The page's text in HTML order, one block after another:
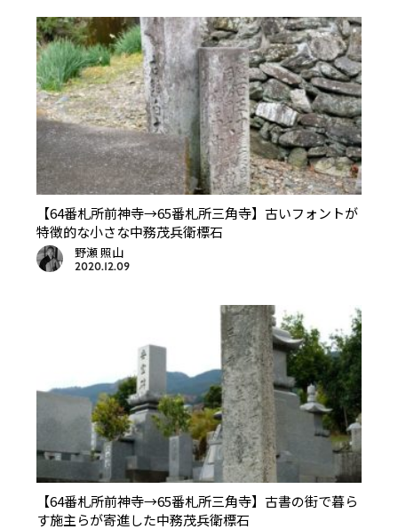
【64番札所前神寺→65番札所三角寺】古いフォントが
特徴的な小さな中務茂兵衛標石
野瀬 照山
2020.12.09
【64番札所前神寺→65番札所三角寺】古書の街で暮ら
す施主らが寄進した中務茂兵衛標石